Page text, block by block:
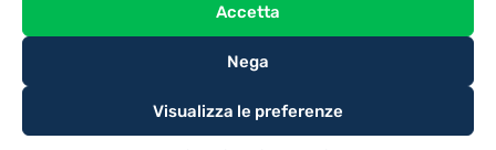
Accetta
Nega
Visualizza le preferenze